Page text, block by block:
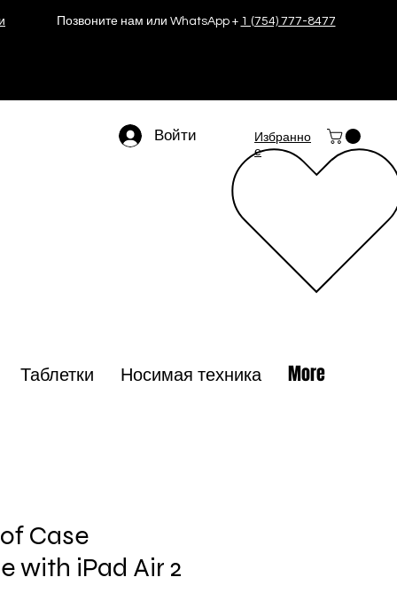
Позвоните нам или WhatsApp + 1 (754) 777-8477
Войти
Избранно
е
Таблетки Носимая техника More
Case
with iPad Air 2